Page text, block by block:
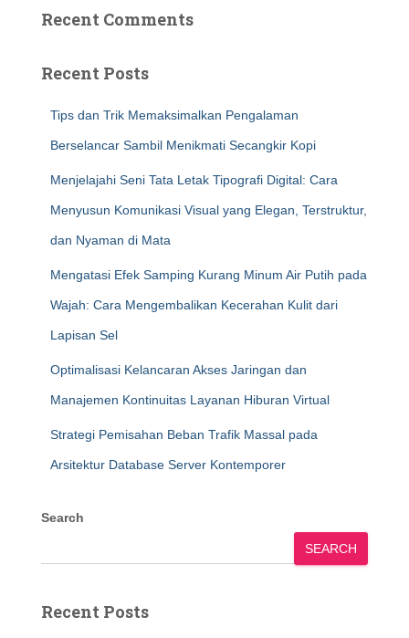
Recent Comments
Recent Posts
Tips dan Trik Memaksimalkan Pengalaman
Berselancar Sambil Menikmati Secangkir Kopi
Menjelajahi Seni Tata Letak Tipografi Digital: Cara
Menyusun Komunikasi Visual yang Elegan, Terstruktur,
dan Nyaman di Mata
Mengatasi Efek Samping Kurang Minum Air Putih pada
Wajah: Cara Mengembalikan Kecerahan Kulit dari
Lapisan Sel
Optimalisasi Kelancaran Akses Jaringan dan
Manajemen Kontinuitas Layanan Hiburan Virtual
Strategi Pemisahan Beban Trafik Massal pada
Arsitektur Database Server Kontemporer
Search
SEARCH
Recent Posts